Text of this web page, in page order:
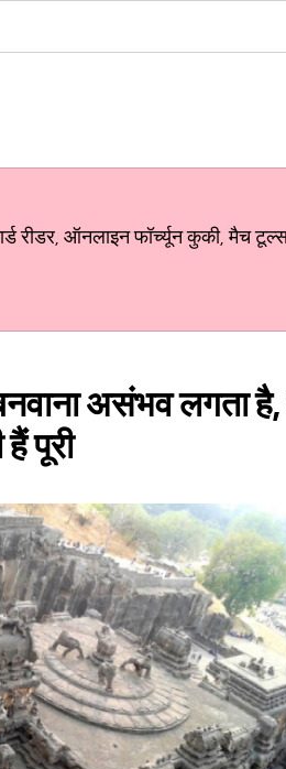
रीडर, ऑनलाइन फॉर्च्यून कुकी, मैच
असंभव लगता
पूरी